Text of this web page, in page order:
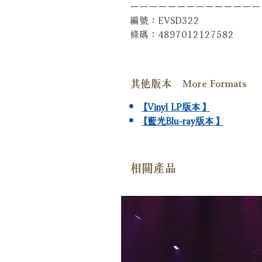
－－－－－－－－－－－－－
編號：EVSD322
條碼：4897012127582
其他版本 More Formats
【Vinyl LP版本】
【藍光Blu-ray版本】
相關產品